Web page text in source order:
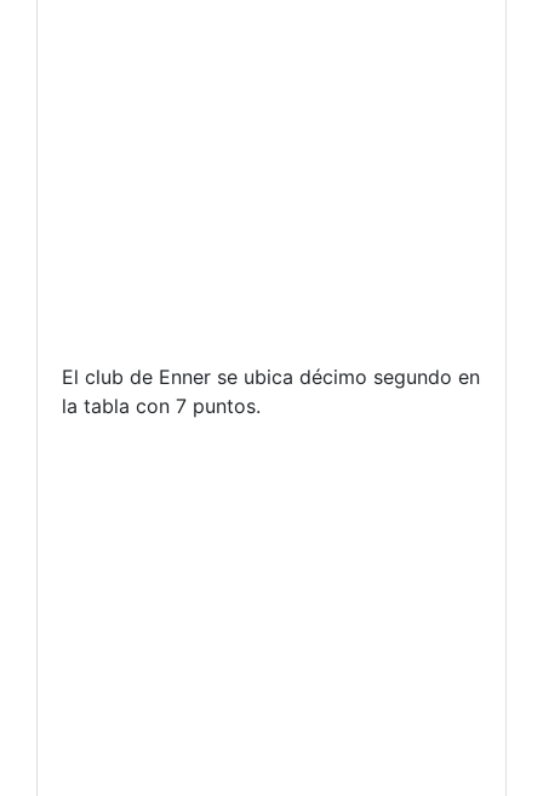
El club de Enner se ubica décimo segundo en
la tabla con 7 puntos.